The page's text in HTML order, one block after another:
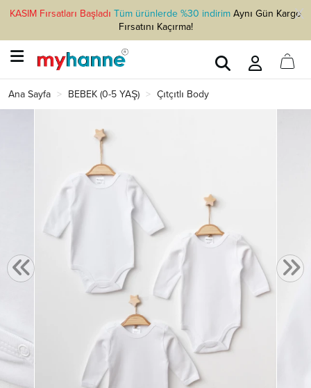
KASIM Fırsatları Başladı Tüm ürünlerde %30 indirimAynı Gün Kargo
Fırsatını Kaçırma!
Ana Sayfa BEBEK (0-5 YAŞ) Çıtçıtlı Body